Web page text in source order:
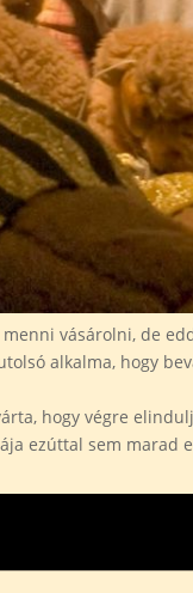
vásárolni, de
alkalma, hogy
hogy végre
ezúttal sem